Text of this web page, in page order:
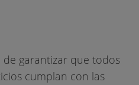
de garantizar que todos
cumplan con las